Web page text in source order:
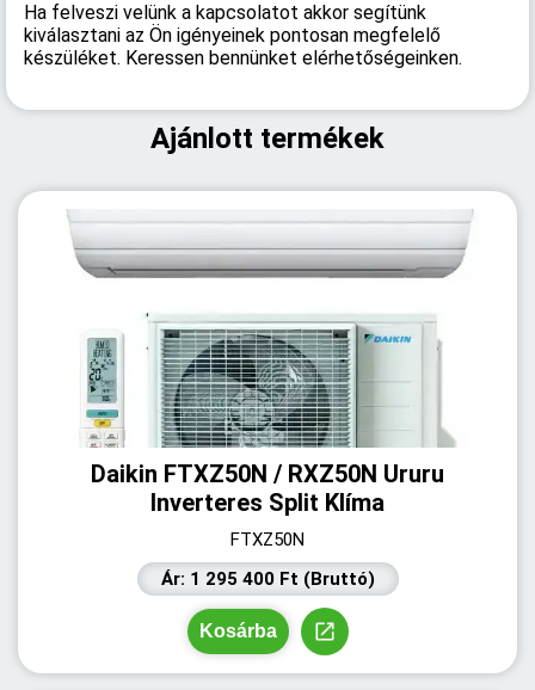
Ha felveszi velünk a kapcsolatot akkor segítünk
kiválasztani az Ön igényeinek pontosan megfelelő
készüléket. Keressen bennünket elérhetőségeinken.
Ajánlott termékek
Daikin FTXZ50N / RXZ50N Ururu
Inverteres Split Klíma
FTXZ50N
Ár: 1 295 400 Ft (Bruttó)
Kosárba